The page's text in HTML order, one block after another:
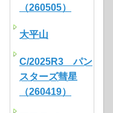
（260505）
大平山
C/2025R3 パン
スターズ彗星
（260419）